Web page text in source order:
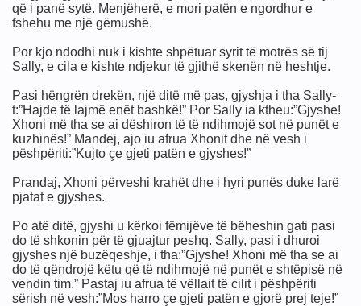
që i panë sytë. Menjëherë, e mori patën e ngordhur e
fshehu me një gëmushë.
Por kjo ndodhi nuk i kishte shpëtuar syrit të motrës së tij
Sally, e cila e kishte ndjekur të gjithë skenën në heshtje.
Pasi hëngrën drekën, një ditë më pas, gjyshja i tha Sally-
t:”Hajde të lajmë enët bashkë!” Por Sally ia ktheu:”Gjyshe!
Xhoni më tha se ai dëshiron të të ndihmojë sot në punët e
kuzhinës!” Mandej, ajo iu afrua Xhonit dhe në vesh i
pëshpëriti:”Kujto çe gjeti patën e gjyshes!”
Prandaj, Xhoni përveshi krahët dhe i hyri punës duke larë
pjatat e gjyshes.
Po atë ditë, gjyshi u kërkoi fëmijëve të bëheshin gati pasi
do të shkonin për të gjuajtur peshq. Sally, pasi i dhuroi
gjyshes një buzëqeshje, i tha:”Gjyshe! Xhoni më tha se ai
do të qëndrojë këtu që të ndihmojë në punët e shtëpisë në
vendin tim.” Pastaj iu afrua të vëllait të cilit i pëshpëriti
sërish në vesh:”Mos harro çe gjeti patën e gjorë prej teje!”